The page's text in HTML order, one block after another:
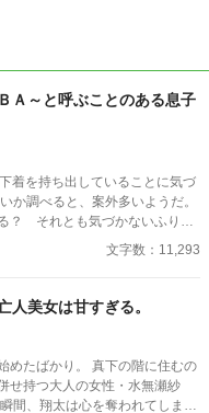
～と呼ぶことのある息子
着を持ち出していることに気づ
か調べると、案外多いようだ。
？ それとも気づかないふりを
文字数：11,293
人美女は甘すぎる。
めたばかり。 真下の階に住むの
せ持つ大人の女性・水無瀬紗
間、翔太は心を奪われてしま